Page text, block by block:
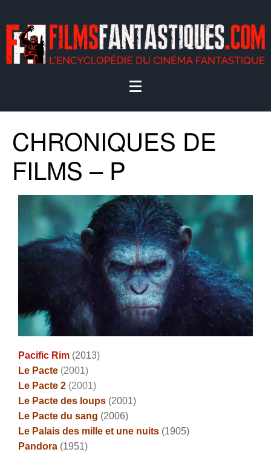
CHRONIQUES DE
FILMS – P
Pacific Rim (2013)
Le Pacte (2001)
Le Pacte 2 (2001)
Le Pacte des loups (2001)
Le Pacte du sang (2006)
Le Palais des mille et une nuits (1905)
Pandora (1951)